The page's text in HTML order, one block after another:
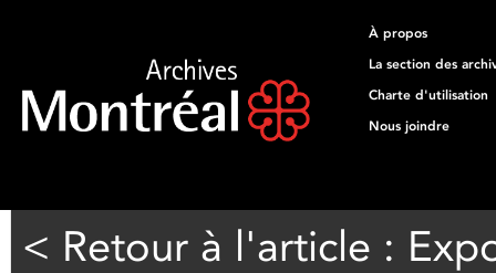
À propos
La section des
Charte d'utilisation
Nous joindre
< Retour à l'article :